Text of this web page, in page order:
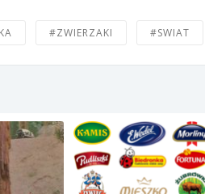
#ZWIERZAKI #SWIAT